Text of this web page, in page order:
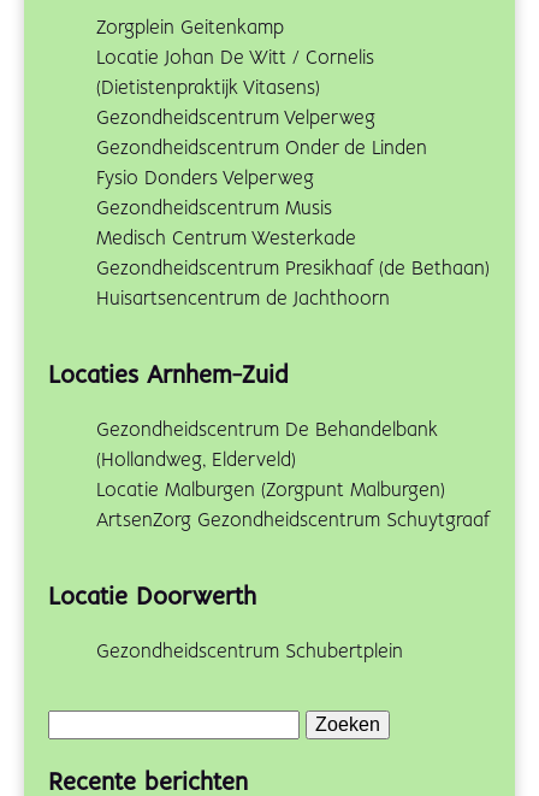
Zorgplein Geitenkamp
Locatie Johan De Witt / Cornelis
(Dietistenpraktijk Vitasens)
Gezondheidscentrum Velperweg
Gezondheidscentrum Onder de Linden
Fysio Donders Velperweg
Gezondheidscentrum Musis
Medisch Centrum Westerkade
Gezondheidscentrum Presikhaaf (de Bethaan)
Huisartsencentrum de Jachthoorn
Locaties Arnhem-Zuid
Gezondheidscentrum De Behandelbank
(Hollandweg, Elderveld)
Locatie Malburgen (Zorgpunt Malburgen)
ArtsenZorg Gezondheidscentrum Schuytgraaf
Locatie Doorwerth
Gezondheidscentrum Schubertplein
Recente berichten